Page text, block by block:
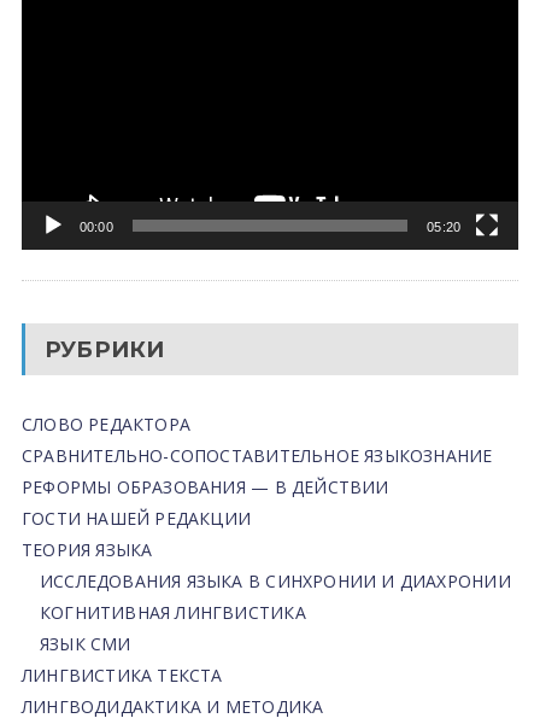
00:00 05:20
РУБРИКИ
СЛОВО РЕДАКТОРА
СРАВНИТЕЛЬНО-СОПОСТАВИТЕЛЬНОЕ ЯЗЫКОЗНАНИЕ
РЕФОРМЫ ОБРАЗОВАНИЯ — В ДЕЙСТВИИ
ГОСТИ НАШЕЙ РЕДАКЦИИ
ТЕОРИЯ ЯЗЫКА
ИССЛЕДОВАНИЯ ЯЗЫКА В СИНХРОНИИ И ДИАХРОНИИ
КОГНИТИВНАЯ ЛИНГВИСТИКА
ЯЗЫК СМИ
ЛИНГВИСТИКА ТЕКСТА
ЛИНГВОДИДАКТИКА И МЕТОДИКА